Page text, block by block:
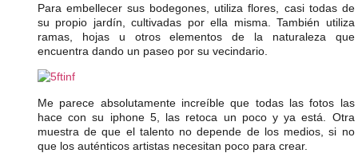
Para embellecer sus bodegones, utiliza flores, casi todas de
su propio jardín, cultivadas por ella misma. También utiliza
ramas, hojas u otros elementos de la naturaleza que
encuentra dando un paseo por su vecindario.
Me parece absolutamente increíble que todas las fotos las
hace con su iphone 5, las retoca un poco y ya está. Otra
muestra de que el talento no depende de los medios, si no
que los auténticos artistas necesitan poco para crear.